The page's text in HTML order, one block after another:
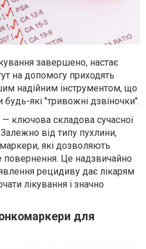
завершено, настає
на допомогу приходять
надійним інструментом, що
які "тривожні дзвіночки".
ключова складова сучасної
Залежно від типу пухлини,
маркери, які дозволяють
повернення. Це надзвичайно
рецидиву дає лікарям
лікування і значно
для